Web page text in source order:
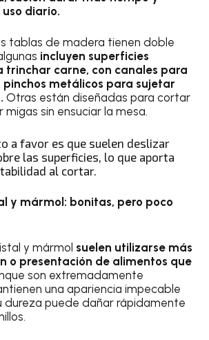
diario.
tablas de madera tienen doble
incluyen superficies
trinchar carne, con canales para
pinchos metálicos para sujetar
Otras están diseñadas para cortar
sin ensuciar la mesa.
a favor es que suelen deslizar
las superficies, lo que aporta
al cortar.
y mármol: bonitas, pero poco
y mármol suelen utilizarse más
o presentación de alimentos que
son extremadamente
una apariencia impecable
dureza puede dañar rápidamente